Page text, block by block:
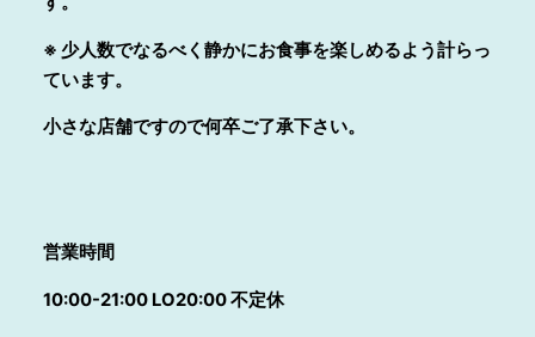
※ 少人数でなるべく静かにお食事を楽しめるよう計らっ
ています。
小さな店舗ですので何卒ご了承下さい。
営業時間
10:00-21:00 LO20:00不定休